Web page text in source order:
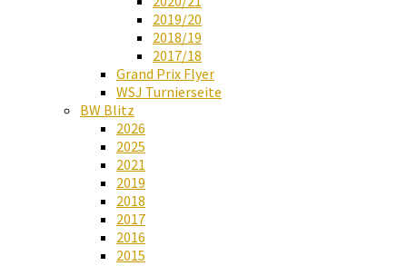
2019/20
2018/19
2017/18
Grand Prix Flyer
WSJ Turnierseite
BW Blitz
2026
2025
2021
2019
2018
2017
2016
2015